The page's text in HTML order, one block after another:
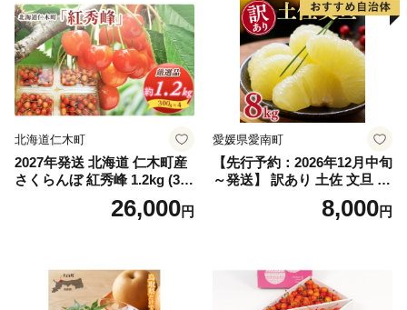
ぶどう 葡萄 大粒 シャインマ
スカット おすすめ シャイン
マスカット 贈答 ギフト 産地
笛吹市 シャインマスカット
笛吹 葡萄 国産 ぶどう 人気
国産 1.2kg 先行｜
北海道仁木町
2027年発送 北海道 仁木町産
さくらんぼ 紅秀峰 1.2kg (300
g×4パック) Lサイズ以上 旬
桜桃 産地直送 サクランボ チ
26,000円
愛媛県愛南町
【先行予約：2026年12月中旬
～発送】 訳あり 土佐 文旦 8k
g (Mサイズ以上サイズミック
ス) 8000円 わけあり ぶんた
産 農家直送 期間限定 特産品
サイズミックス くらもとフ
ァーム 愛南町 愛媛県
8,000円